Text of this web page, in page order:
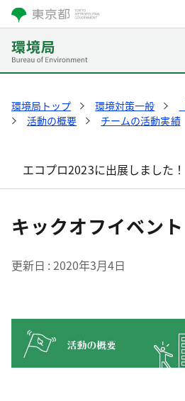
環境局トップ 環境対策一般
活動の概要
チームの活動実績
エコプロ2023に出展しました！
キックオフイベント
更新日 2020年3月4日